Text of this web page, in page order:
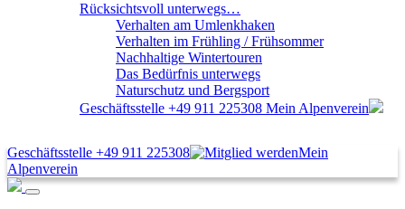
Rücksichtsvoll unterwegs…
Verhalten am Umlenkhaken
Verhalten im Frühling / Frühsommer
Nachhaltige Wintertouren
Das Bedürfnis unterwegs
Naturschutz und Bergsport
Geschäftsstelle +49 911 225308 Mein Alpenverein
Geschäftsstelle +49 911 225308
Mein
Alpenverein